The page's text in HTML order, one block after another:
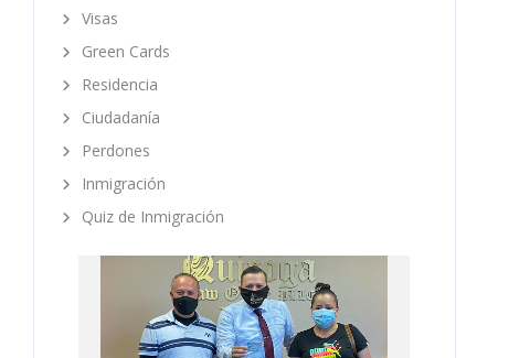
Visas
Green Cards
Residencia
Ciudadanía
Perdones
Inmigración
Quiz de Inmigración